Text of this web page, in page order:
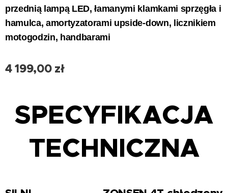
przednią lampą LED, łamanymi klamkami sprzęgła i
hamulca, amortyzatorami upside-down, licznikiem
motogodzin, handbarami
4 199,00zł
SPECYFIKACJA
TECHNICZNA